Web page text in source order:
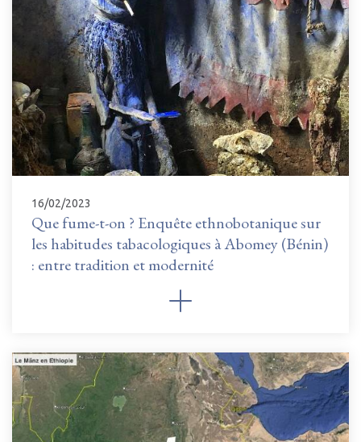
16/02/2023
Que fume-t-on ? Enquête ethnobotanique sur
les habitudes tabacologiques à Abomey (Bénin)
: entre tradition et modernité